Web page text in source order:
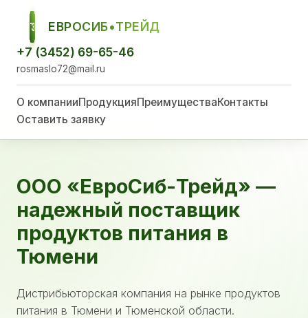
ЕСТ
ЕВРОСИБ•ТРЕЙД
+7 (3452) 69-65-46
rosmaslo72@mail.ru
О компанииПродукцияПреимуществаКонтакты
Оставить заявку
ООО «ЕвроСиб-Трейд» —
надежный поставщик
продуктов питания в
Тюмени
Дистрибьюторская компания на рынке продуктов
питания в Тюмени и Тюменской области.